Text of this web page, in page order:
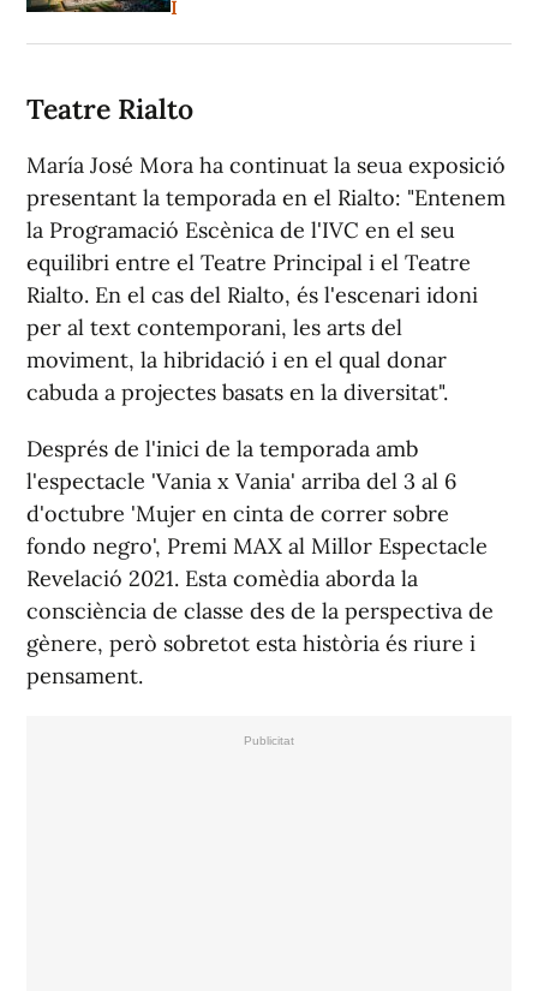
I
Teatre Rialto
María José Mora ha continuat la seua exposició
presentant la temporada en el Rialto: "Entenem
la Programació Escènica de l'IVC en el seu
equilibri entre el Teatre Principal i el Teatre
Rialto. En el cas del Rialto, és l'escenari idoni
per al text contemporani, les arts del
moviment, la hibridació i en el qual donar
cabuda a projectes basats en la diversitat".
Després de l'inici de la temporada amb
l'espectacle 'Vania x Vania' arriba del 3 al 6
d'octubre 'Mujer en cinta de correr sobre
fondo negro', Premi MAX al Millor Espectacle
Revelació 2021. Esta comèdia aborda la
consciència de classe des de la perspectiva de
gènere, però sobretot esta història és riure i
pensament.